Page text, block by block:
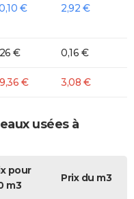
€ 2,92 €
€ 0,16 €
€ 3,08 €
usées à
pour
m3
Prix du m3